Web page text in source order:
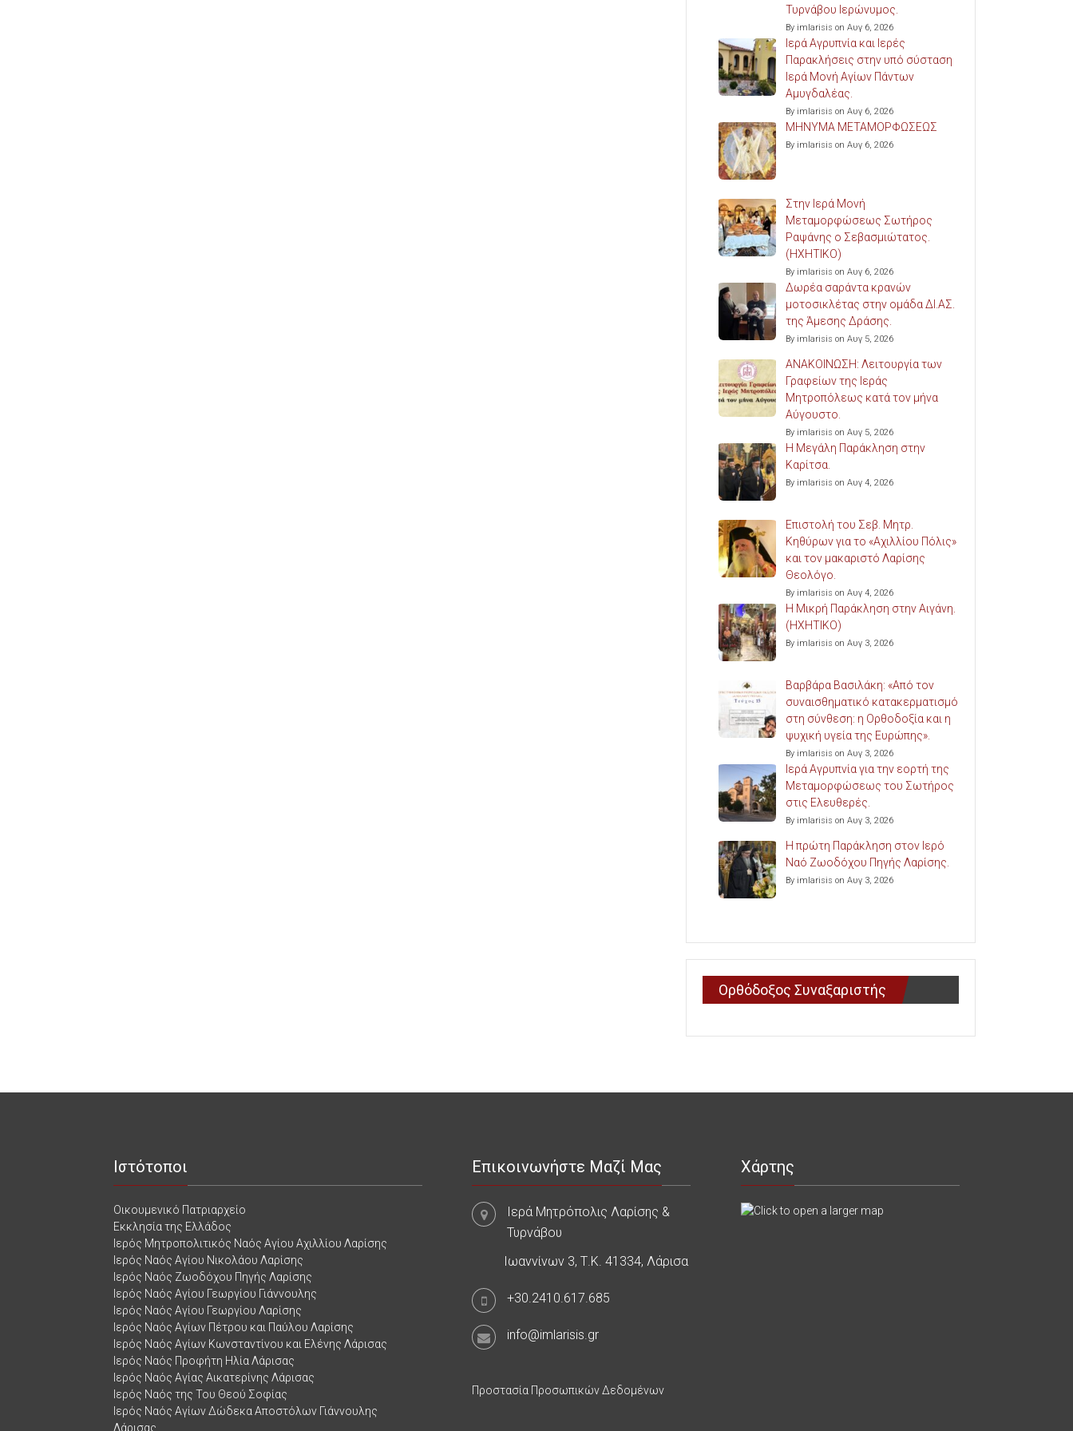
Τυρνάβου Ιερώνυμος.
By imlarisis on Αυγ 6, 2026
Ιερά Αγρυπνία και Ιερές
Παρακλήσεις στην υπό σύσταση
Ιερά Μονή Αγίων Πάντων
Αμυγδαλέας.
By imlarisis on Αυγ 6, 2026
ΜΗΝΥΜΑ ΜΕΤΑΜΟΡΦΩΣΕΩΣ
By imlarisis on Αυγ 6, 2026
Στην Ιερά Μονή
Μεταμορφώσεως Σωτήρος
Ραψάνης ο Σεβασμιώτατος.
(ΗΧΗΤΙΚΟ)
By imlarisis on Αυγ 6, 2026
Δωρέα σαράντα κρανών
μοτοσικλέτας στην ομάδα ΔΙ.ΑΣ.
της Άμεσης Δράσης.
By imlarisis on Αυγ 5, 2026
ΑΝΑΚΟΙΝΩΣΗ: Λειτουργία των
Γραφείων της Ιεράς
Μητροπόλεως κατά τον μήνα
Αύγουστο.
By imlarisis on Αυγ 5, 2026
Η Μεγάλη Παράκληση στην
Καρίτσα.
By imlarisis on Αυγ 4, 2026
Επιστολή του Σεβ. Μητρ.
Κηθύρων για το «Αχιλλίου Πόλις»
και τον μακαριστό Λαρίσης
Θεολόγο.
By imlarisis on Αυγ 4, 2026
Η Μικρή Παράκληση στην Αιγάνη.
(ΗΧΗΤΙΚΟ)
By imlarisis on Αυγ 3, 2026
Βαρβάρα Βασιλάκη: «Από τον
συναισθηματικό κατακερματισμό
στη σύνθεση: η Ορθοδοξία και η
ψυχική υγεία της Ευρώπης».
By imlarisis on Αυγ 3, 2026
Ιερά Αγρυπνία για την εορτή της
Μεταμορφώσεως του Σωτήρος
στις Ελευθερές.
By imlarisis on Αυγ 3, 2026
Η πρώτη Παράκληση στον Ιερό
Ναό Ζωοδόχου Πηγής Λαρίσης.
By imlarisis on Αυγ 3, 2026
Ορθόδοξος Συναξαριστής
Ιστότοποι
Οικουμενικό Πατριαρχείο
Εκκλησία της Ελλάδος
Ιερός Μητροπολιτικός Ναός Αγίου Αχιλλίου Λαρίσης
Ιερός Ναός Αγίου Νικολάου Λαρίσης
Ιερός Ναός Ζωοδόχου Πηγής Λαρίσης
Ιερός Ναός Αγίου Γεωργίου Γιάννουλης
Ιερός Ναός Αγίου Γεωργίου Λαρίσης
Ιερός Ναός Αγίων Πέτρου και Παύλου Λαρίσης
Ιερός Ναός Αγίων Κωνσταντίνου και Ελένης Λάρισας
Ιερός Ναός Προφήτη Ηλία Λάρισας
Ιερός Ναός Αγίας Αικατερίνης Λάρισας
Ιερός Ναός της Του Θεού Σοφίας
Ιερός Ναός Αγίων Δώδεκα Αποστόλων Γιάννουλης
Λάρισας
Επικοινωνήστε Μαζί Μας
Ιερά Μητρόπολις Λαρίσης &
Τυρνάβου
Ιωαννίνων 3, Τ.Κ. 41334, Λάρισα
+30.2410.617.685
info@imlarisis.gr
Προστασία Προσωπικών Δεδομένων
Χάρτης